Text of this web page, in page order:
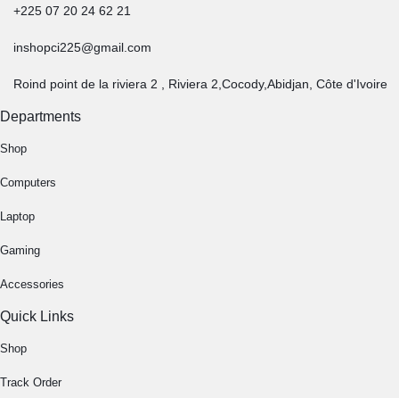
+225 07 20 24 62 21
inshopci225@gmail.com
Roind point de la riviera 2 , Riviera 2,Cocody,Abidjan, Côte d'Ivoire
Departments
Shop
Computers
Laptop
Gaming
Accessories
Quick Links
Shop
Track Order